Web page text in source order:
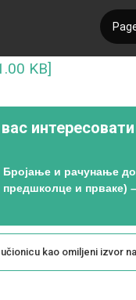
KB]
интересовати
Бројање и рачунање до
предшколце и прваке)
kao omiljeni izvor